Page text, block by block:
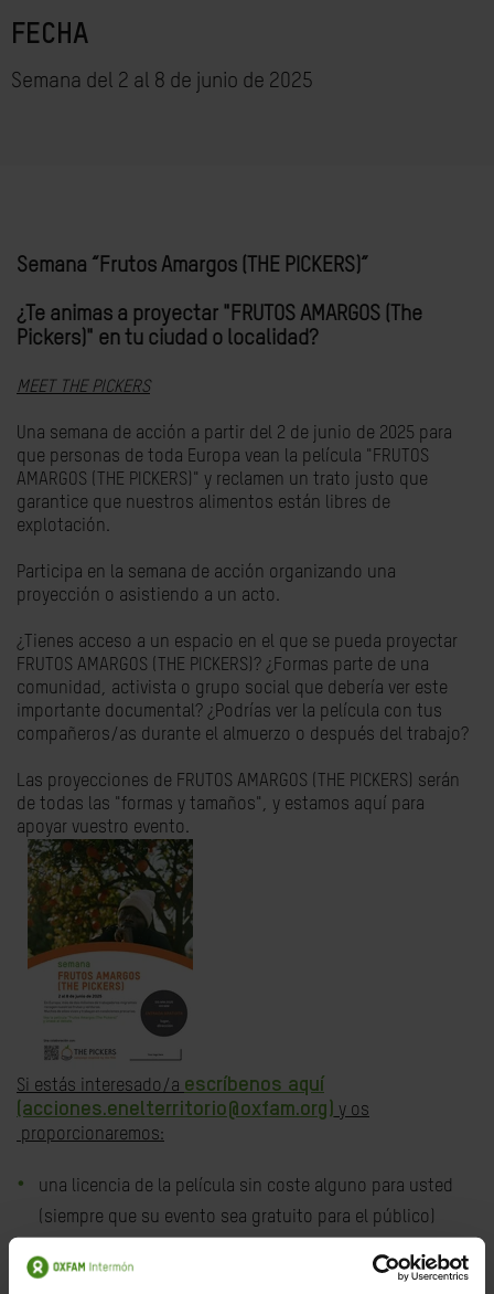
FECHA
Semana del 2 al 8 de junio de 2025
Semana “Frutos Amargos (THE PICKERS)”
¿Te animas a proyectar "FRUTOS AMARGOS (The
Pickers)" en tu ciudad o localidad?
MEET THE PICKERS
Una semana de acción a partir del 2 de junio de 2025 para
que personas de toda Europa vean la película "FRUTOS
AMARGOS (THE PICKERS)" y reclamen un trato justo que
garantice que nuestros alimentos están libres de
explotación.
Participa en la semana de acción organizando una
proyección o asistiendo a un acto.
¿Tienes acceso a un espacio en el que se pueda proyectar
FRUTOS AMARGOS (THE PICKERS)? ¿Formas parte de una
comunidad, activista o grupo social que debería ver este
importante documental? ¿Podrías ver la película con tus
compañeros/as durante el almuerzo o después del trabajo?
Las proyecciones de FRUTOS AMARGOS (THE PICKERS) serán
de todas las "formas y tamaños", y estamos aquí para
apoyar vuestro evento.
Si estás interesado/a escríbenos aquí
(acciones.enelterritorio@oxfam.org) y os
proporcionaremos:
una licencia de la película sin coste alguno para usted
(siempre que su evento sea gratuito para el público)
una guía de acogida y debate para que sepas cómo